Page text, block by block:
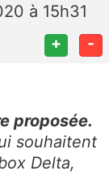
à 15h31
+ -
proposée.
souhaitent
Delta,